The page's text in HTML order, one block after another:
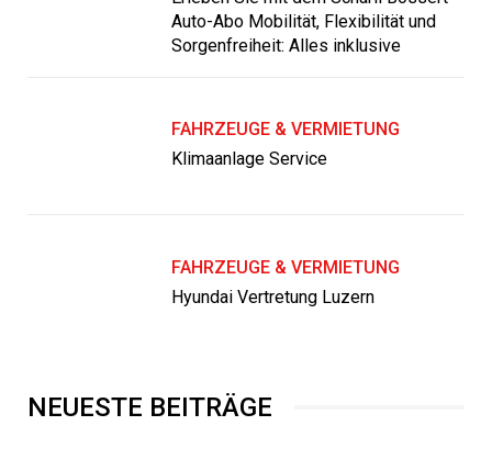
Auto-Abo Mobilität, Flexibilität und
Sorgenfreiheit: Alles inklusive
FAHRZEUGE & VERMIETUNG
Klimaanlage Service
FAHRZEUGE & VERMIETUNG
Hyundai Vertretung Luzern
NEUESTE BEITRÄGE